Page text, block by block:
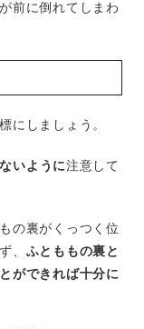
前に倒れてしまわ
にしましょう。
いように注意して
の裏がくっつく位
、 ふとももの裏と
ができれば十分に